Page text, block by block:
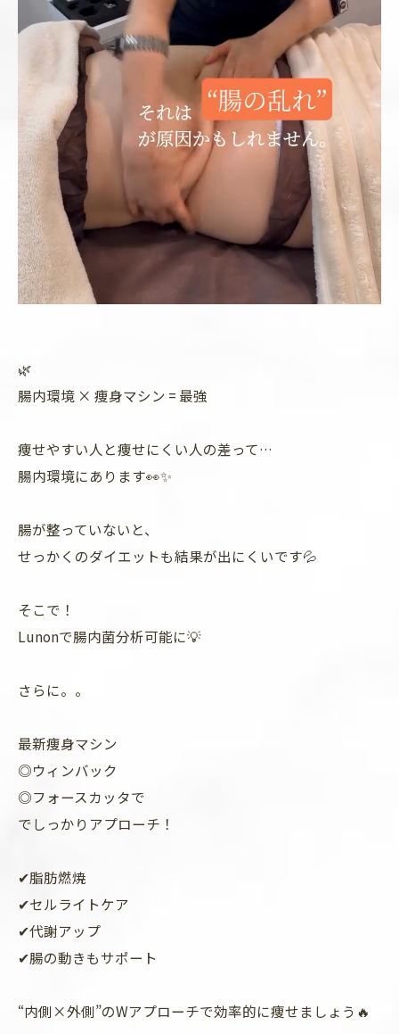
🌿
腸内環境 × 痩身マシン = 最強
痩せやすい人と痩せにくい人の差って…
腸内環境にあります👀✨
腸が整っていないと、
せっかくのダイエットも結果が出にくいです💦
そこで！
Lunonで腸内菌分析可能に💡
さらに。。
最新痩身マシン
◎ウィンバック
◎フォースカッタで
でしっかりアプローチ！
✔脂肪燃焼
✔セルライトケア
✔代謝アップ
✔腸の動きもサポート
“内側×外側”のWアプローチで効率的に痩せましょう🔥